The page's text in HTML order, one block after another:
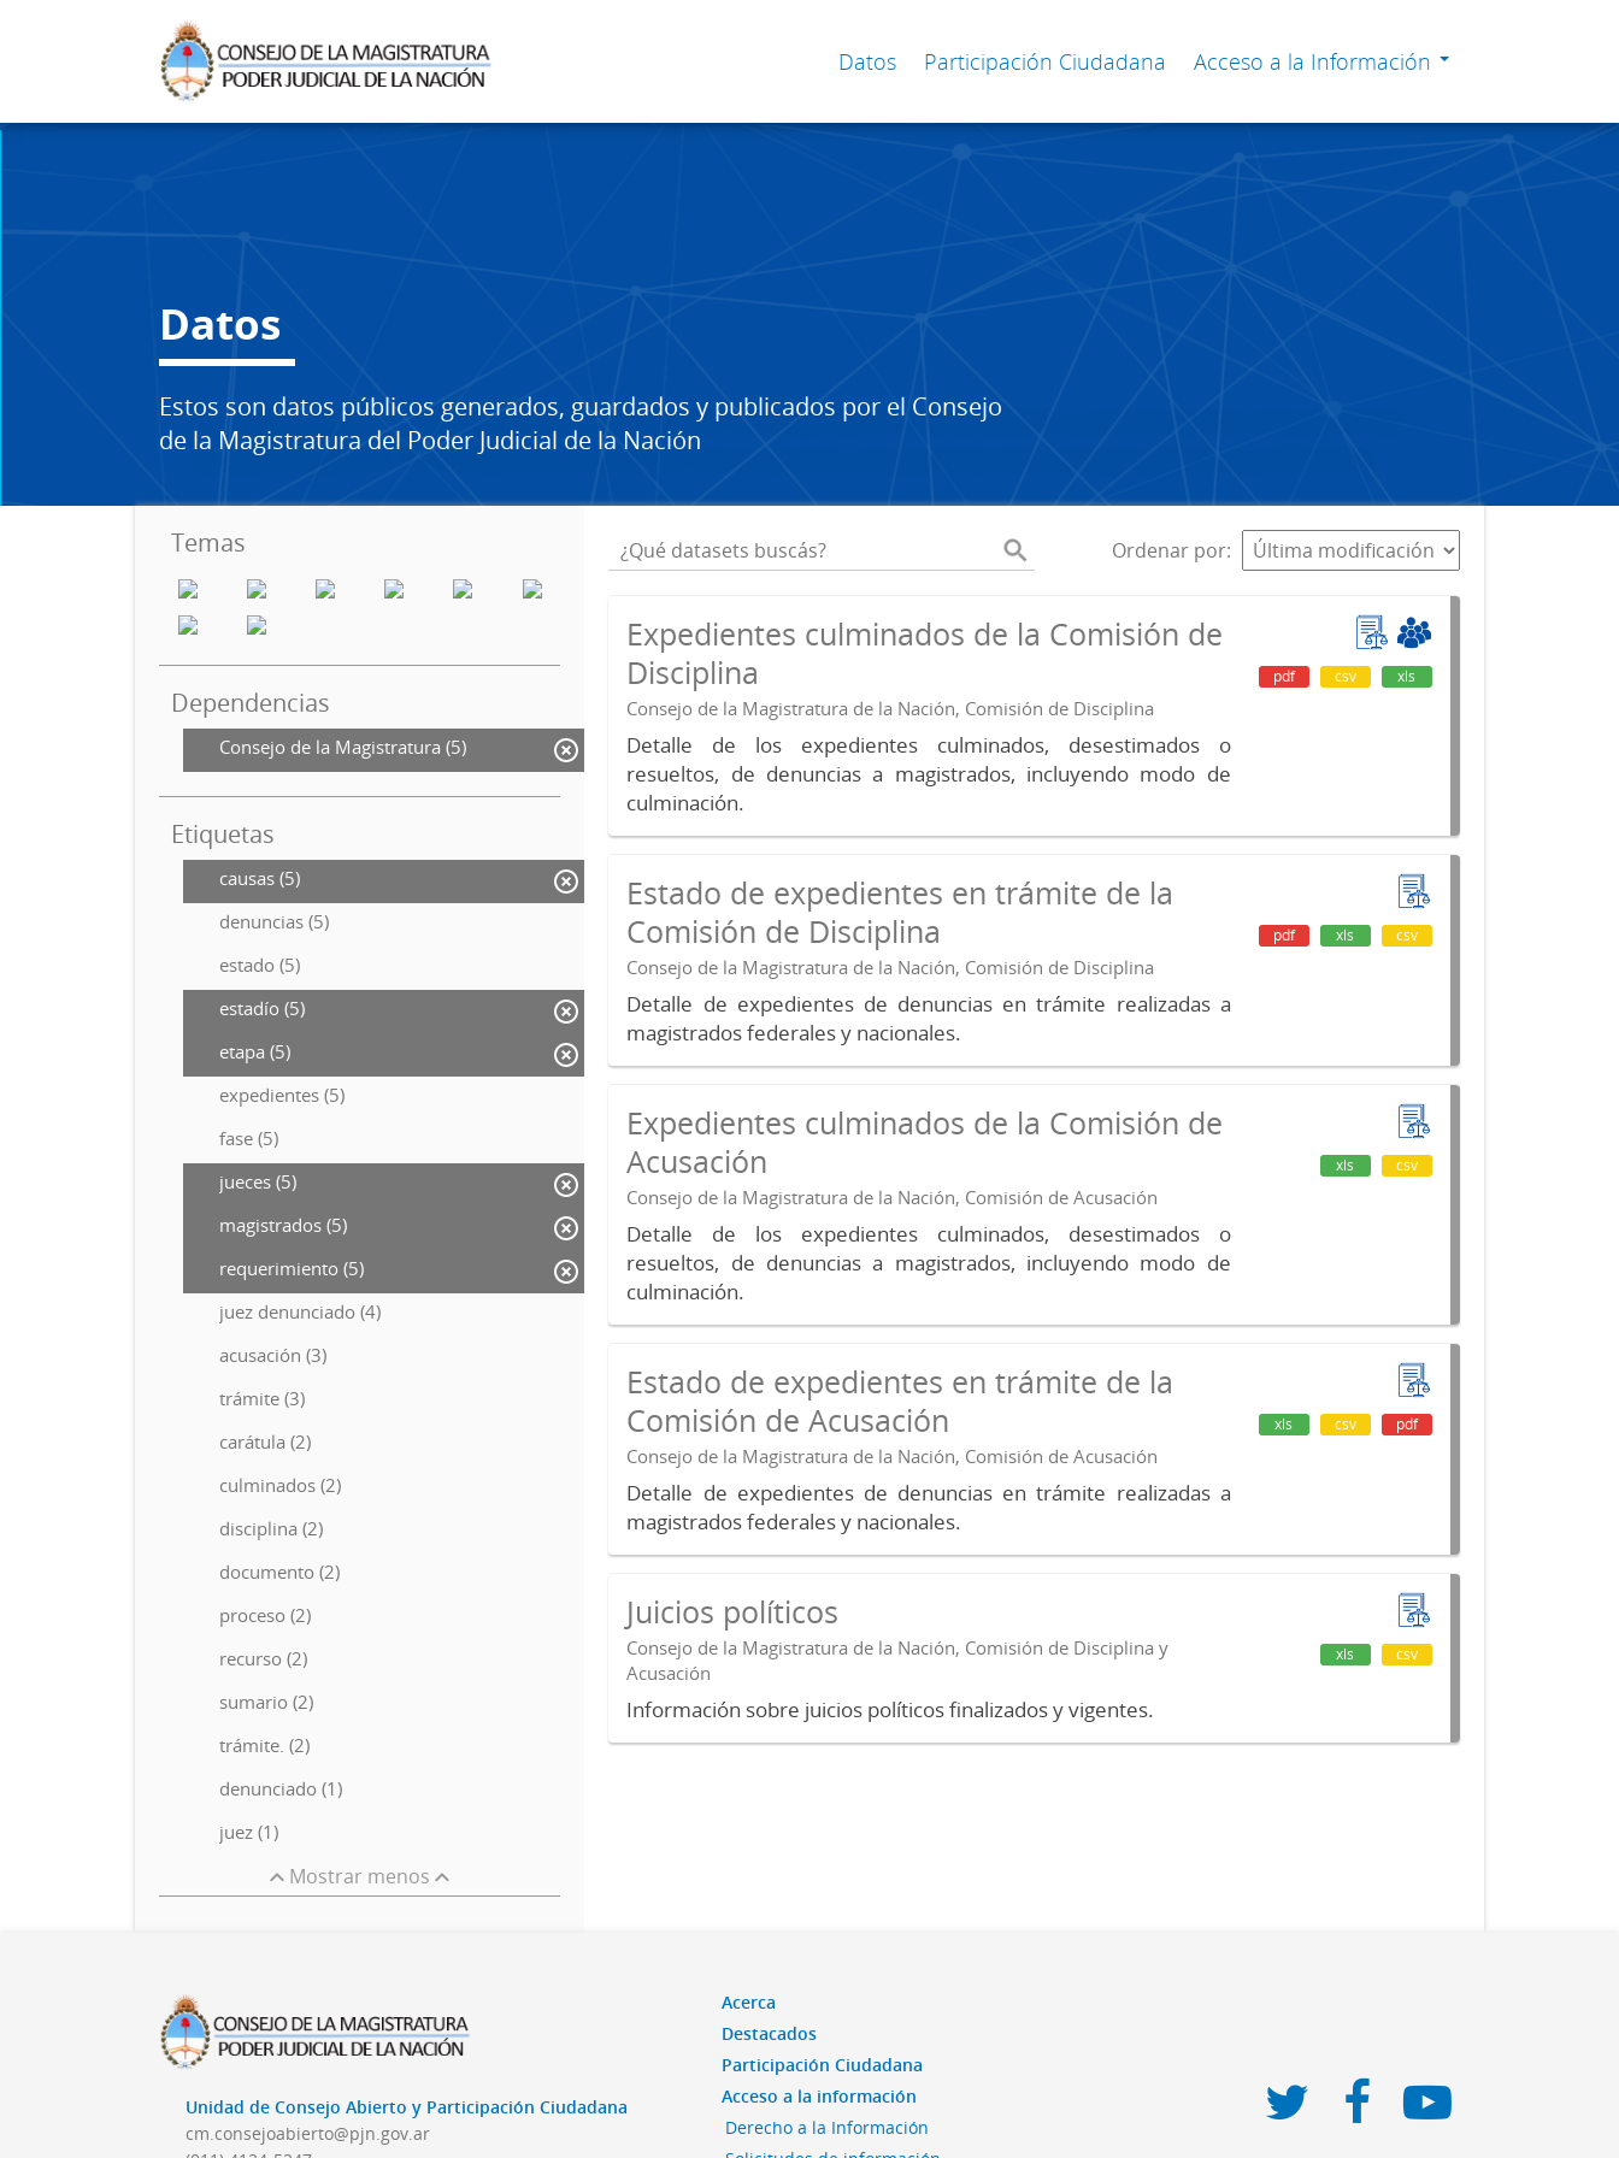
Datos Participación Ciudadana Acceso a la Información
Datos
Estos son datos públicos generados, guardados y publicados por el Consejo
de la Magistratura del Poder Judicial de la Nación
Temas
Dependencias
Consejo de la Magistratura (5)
Etiquetas
causas (5)
denuncias (5)
estado (5)
estadío (5)
etapa (5)
expedientes (5)
fase (5)
jueces (5)
magistrados (5)
requerimiento (5)
juez denunciado (4)
acusación (3)
trámite (3)
carátula (2)
culminados (2)
disciplina (2)
documento (2)
proceso (2)
recurso (2)
sumario (2)
trámite. (2)
denunciado (1)
juez (1)
Mostrar menos
Ordenar por
Expedientes culminados de la Comisión de
Disciplina
Consejo de la Magistratura de la Nación, Comisión de Disciplina
Detalle de los expedientes culminados, desestimados o
resueltos, de denuncias a magistrados, incluyendo modo de
culminación.
pdf csv xls
Estado de expedientes en trámite de la
Comisión de Disciplina
Consejo de la Magistratura de la Nación, Comisión de Disciplina
Detalle de expedientes de denuncias en trámite realizadas a
magistrados federales y nacionales.
pdf xls csv
Expedientes culminados de la Comisión de
Acusación
Consejo de la Magistratura de la Nación, Comisión de Acusación
Detalle de los expedientes culminados, desestimados o
resueltos, de denuncias a magistrados, incluyendo modo de
culminación.
xls csv
Estado de expedientes en trámite de la
Comisión de Acusación
Consejo de la Magistratura de la Nación, Comisión de Acusación
Detalle de expedientes de denuncias en trámite realizadas a
magistrados federales y nacionales.
xls csv pdf
Juicios políticos
Consejo de la Magistratura de la Nación, Comisión de Disciplina y
Acusación
Información sobre juicios políticos finalizados y vigentes.
xls csv
Unidad de Consejo Abierto y Participación Ciudadana
cm.consejoabierto@pjn.gov.ar
Acerca
Destacados
Participación Ciudadana
Acceso a la información
Derecho a la Información